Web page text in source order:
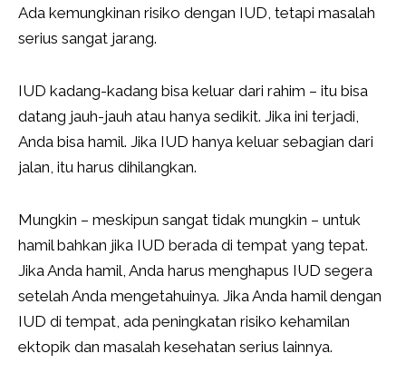
Ada kemungkinan risiko dengan IUD, tetapi masalah
serius sangat jarang.
IUD kadang-kadang bisa keluar dari rahim – itu bisa
datang jauh-jauh atau hanya sedikit. Jika ini terjadi,
Anda bisa hamil. Jika IUD hanya keluar sebagian dari
jalan, itu harus dihilangkan.
Mungkin – meskipun sangat tidak mungkin – untuk
hamil bahkan jika IUD berada di tempat yang tepat.
Jika Anda hamil, Anda harus menghapus IUD segera
setelah Anda mengetahuinya. Jika Anda hamil dengan
IUD di tempat, ada peningkatan risiko kehamilan
ektopik dan masalah kesehatan serius lainnya.